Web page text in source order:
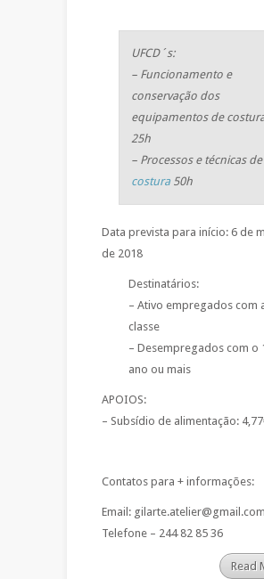
UFCD´s:
– Funcionamento e
conservação dos
equipamentos de
25h
– Processos e técnicas de
costura 50h
Data prevista para início: 6 de
de 2018
Destinatários:
– Ativo empregados com
classe
– Desempregados com o
ano ou mais
APOIOS:
– Subsídio de alimentação:
Contatos para + informações:
Email: gilarte.atelier@gmail.com
Telefone – 244 82 85 36
Read